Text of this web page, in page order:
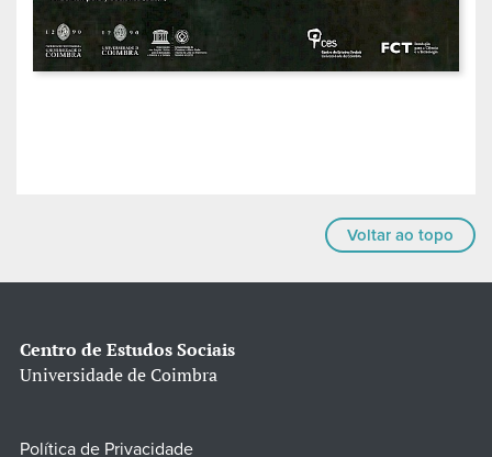
Voltar ao topo
Centro de Estudos Sociais
Universidade de Coimbra
Política de Privacidade